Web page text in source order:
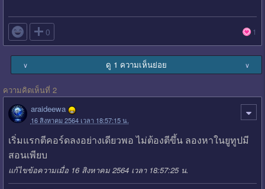
 0 1
∨ ดู 1 ความเห็นย่อย ∨
ความคิดเห็นที่ 2
araideewa
16 สิงหาคม 2564 เวลา 18:57:15 น.
เริ่มแรกตีคอร์ดลงอย่างเดียวพอ ไม่ต้องตีขึ้น ลองหาในยูทูปมี
สอนเพียบ
แก้ไขข้อความเมื่อ 16 สิงหาคม 2564 เวลา 18:57:25 น.